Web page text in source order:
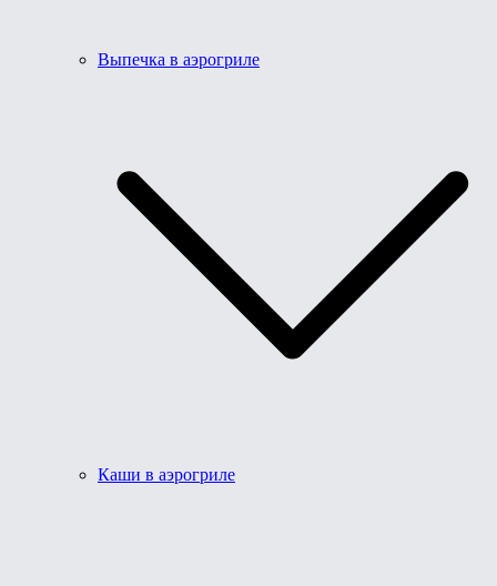
Выпечка в аэрогриле
Каши в аэрогриле